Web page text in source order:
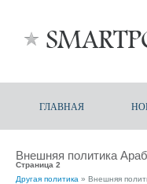
ГЛАВНАЯ
Внешняя политика
Страница 2
Другая политика » Внешняя